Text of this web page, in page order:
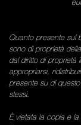
Quanto presente sul
sono di proprietà
dal diritto di proprietà
appropriarsi,
presente su di questo
stessi.
È vietata la copia e